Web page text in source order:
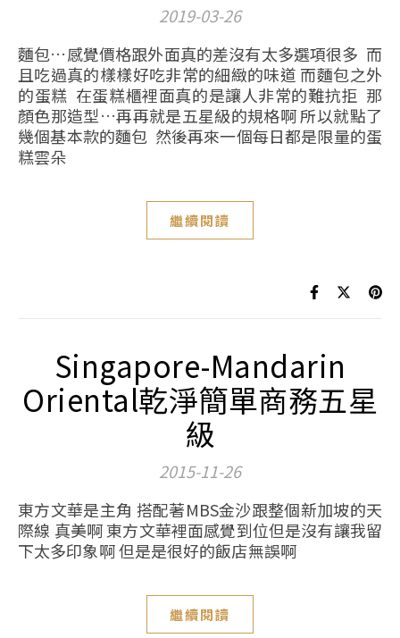
2019-03-26
麵包…感覺價格跟外面真的差沒有太多選項很多 而
且吃過真的樣樣好吃非常的細緻的味道 而麵包之外
的蛋糕 在蛋糕櫃裡面真的是讓人非常的難抗拒 那
顏色那造型…再再就是五星級的規格啊 所以就點了
幾個基本款的麵包 然後再來一個每日都是限量的蛋
糕雲朵
繼續閱讀
Singapore-Mandarin
Oriental乾淨簡單商務五星
級
2015-11-26
東方文華是主角 搭配著MBS金沙跟整個新加坡的天
際線 真美啊 東方文華裡面感覺到位但是沒有讓我留
下太多印象啊 但是是很好的飯店無誤啊
繼續閱讀